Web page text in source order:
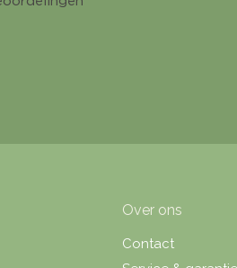
Over ons
Contact